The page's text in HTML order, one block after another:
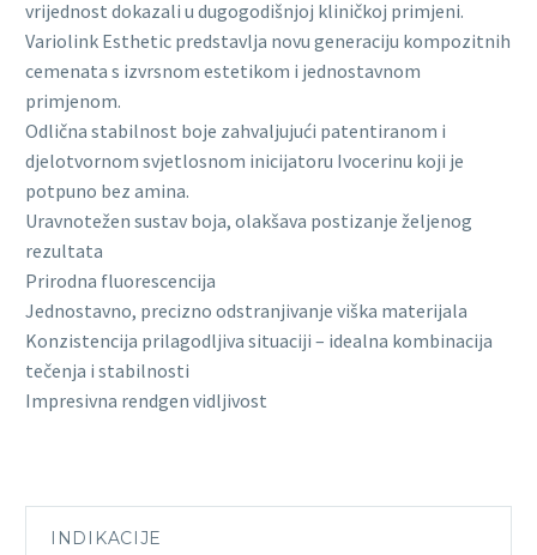
vrijednost dokazali u dugogodišnjoj kliničkoj primjeni.
Variolink Esthetic predstavlja novu generaciju kompozitnih
cemenata s izvrsnom estetikom i jednostavnom
primjenom.
Odlična stabilnost boje zahvaljujući patentiranom i
djelotvornom svjetlosnom inicijatoru Ivocerinu koji je
potpuno bez amina.
Uravnotežen sustav boja, olakšava postizanje željenog
rezultata
Prirodna fluorescencija
Jednostavno, precizno odstranjivanje viška materijala
Konzistencija prilagodljiva situaciji – idealna kombinacija
tečenja i stabilnosti
Impresivna rendgen vidljivost
INDIKACIJE